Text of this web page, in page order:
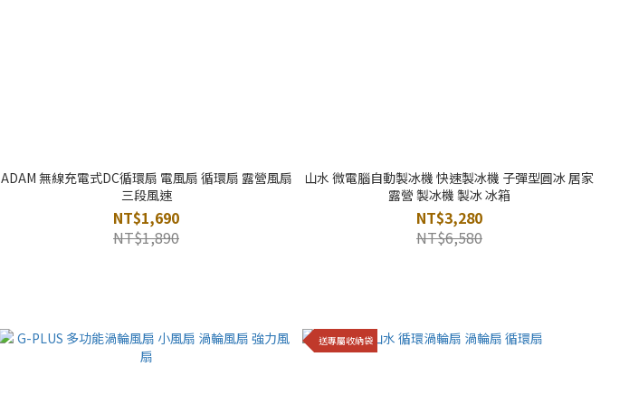
ADAM 無線充電式DC循環扇 電風扇 循環扇 露營風扇
三段風速
NT$1,690
NT$1,890
山水 微電腦自動製冰機 快速製冰機 子彈型圓冰 居家
露營 製冰機 製冰 冰箱
NT$3,280
NT$6,580
送專屬收納袋